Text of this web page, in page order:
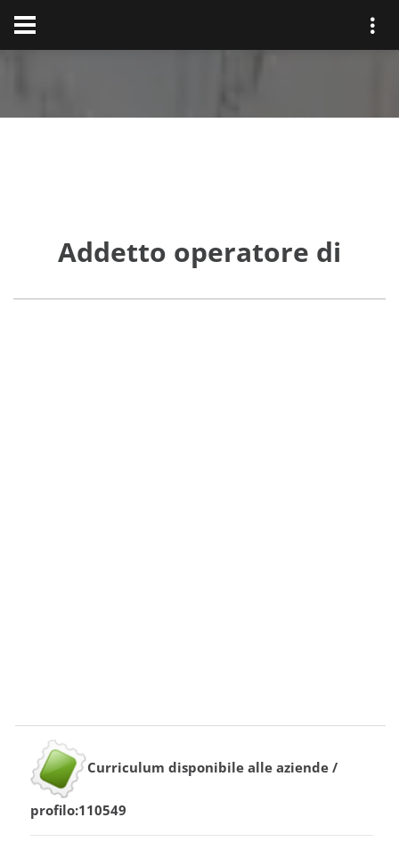
Addetto operatore di
Curriculum disponibile alle aziende /
profilo:110549